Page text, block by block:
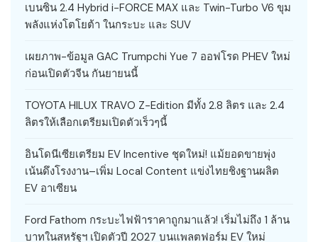
เบนซิน 2.4 Hybrid i-FORCE MAX และ Twin-Turbo V6 ขุม
พลังแห่งโตโยต้า ในกระบะ และ SUV
เผยภาพ-ข้อมูล GAC Trumpchi Yue 7 ออฟโรด PHEV ใหม่
ก่อนเปิดตัวจีน กันยายนนี้
TOYOTA HILUX TRAVO Z-Edition มีทั้ง 2.8 ลิตร และ 2.4
ลิตรให้เลือกเตรียมเปิดตัวเร็วๆนี้
อินโดนีเซียเตรียม EV Incentive ชุดใหม่! แม้ยอดขายพุ่ง
เน้นดึงโรงงาน–เพิ่ม Local Content แข่งไทยชิงฐานผลิต
EV อาเซียน
Ford Fathom กระบะไฟฟ้าราคาถูกมาแล้ว! เริ่มไม่ถึง 1 ล้าน
บาทในสหรัฐฯ เปิดตัวปี 2027 บนแพลตฟอร์ม EV ใหม่